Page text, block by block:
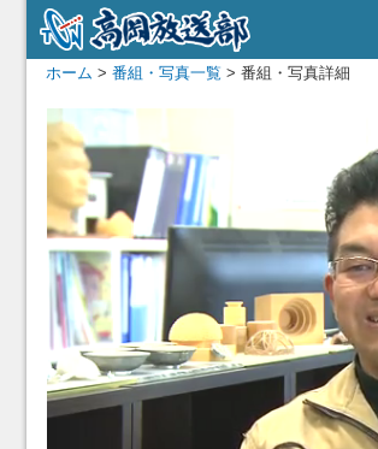
ホーム > 番組・写真一覧 > 番組・写真詳細